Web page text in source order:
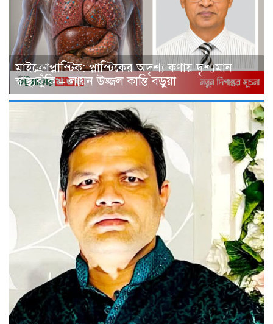
মাইক্রোপ্লাস্টিক: প্লাস্টিকের অদৃশ্য কণায় দৃশ্যমান
স্বাস্থ্যঝুঁকি – লায়ন উজ্জল কান্তি বড়ুয়া